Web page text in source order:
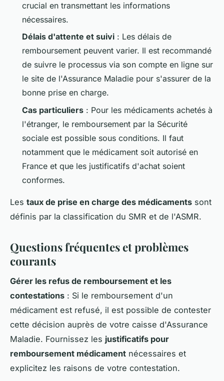
crucial en transmettant les informations
nécessaires.
Délais d'attente et suivi : Les délais de
remboursement peuvent varier. Il est recommandé
de suivre le processus via son compte en ligne sur
le site de l'Assurance Maladie pour s'assurer de la
bonne prise en charge.
Cas particuliers : Pour les médicaments achetés à
l'étranger, le remboursement par la Sécurité
sociale est possible sous conditions. Il faut
notamment que le médicament soit autorisé en
France et que les justificatifs d'achat soient
conformes.
Les taux de prise en charge des médicaments sont
définis par la classification du SMR et de l'ASMR.
Questions fréquentes et problèmes
courants
Gérer les refus de remboursement et les
contestations : Si le remboursement d'un
médicament est refusé, il est possible de contester
cette décision auprès de votre caisse d'Assurance
Maladie. Fournissez les justificatifs pour
remboursement médicament nécessaires et
explicitez les raisons de votre contestation.